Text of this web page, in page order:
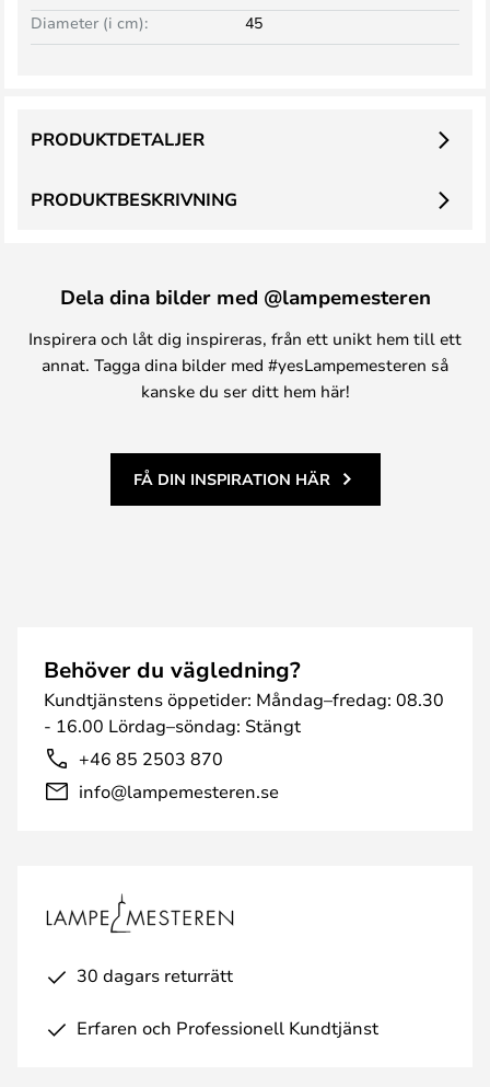
Diameter (i cm): 45
PRODUKTBESKRIVNING
PRODUKTDETALJER
Dela dina bilder med @lampemesteren
Inspirera och låt dig inspireras, från ett unikt hem till ett
annat. Tagga dina bilder med #yesLampemesteren så
kanske du ser ditt hem här!
FÅ DIN INSPIRATION HÄR
Behöver du vägledning?
Kundtjänstens öppetider: Måndag–fredag: 08.30
- 16.00 Lördag–söndag: Stängt
+46 85 2503 870
info@lampemesteren.se
30 dagars returrätt
Erfaren och Professionell Kundtjänst